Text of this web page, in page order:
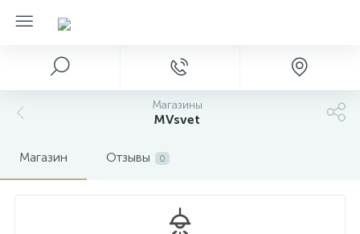
Магазины
MVsvet
Магазин Отзывы 0